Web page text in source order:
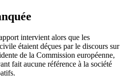
intervient alors que les
étaient déçues par le discours sur
de la Commission européenne,
fait aucune référence à la société